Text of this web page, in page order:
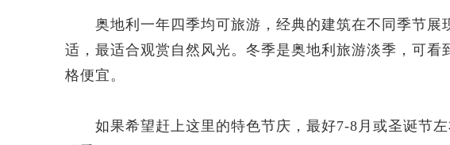
奥地利一年四季均可旅游，经典的建筑在不同季节展
适，最适合观赏自然风光。冬季是奥地利旅游淡季，可看
格便宜。
如果希望赶上这里的特色节庆，最好7-8月或圣诞节左